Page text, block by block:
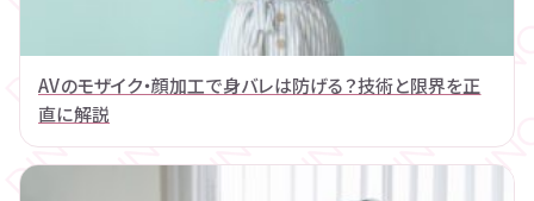
AVのモザイク・顔加工で身バレは防げる？技術と限界を正
直に解説